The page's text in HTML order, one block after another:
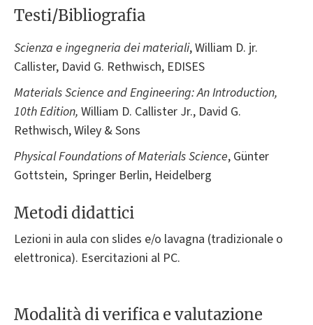
Testi/Bibliografia
Scienza e ingegneria dei materiali, William D. jr.
Callister, David G. Rethwisch, EDISES
Materials Science and Engineering: An Introduction,
10th Edition, William D. Callister Jr., David G.
Rethwisch, Wiley & Sons
Physical Foundations of Materials Science, Günter
Gottstein, Springer Berlin, Heidelberg
Metodi didattici
Lezioni in aula con slides e/o lavagna (tradizionale o
elettronica). Esercitazioni al PC.
Modalità di verifica e valutazione